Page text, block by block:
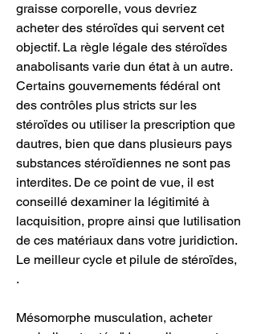
graisse corporelle, vous devriez
acheter des stéroïdes qui servent cet
objectif. La règle légale des stéroïdes
anabolisants varie dun état à un autre.
Certains gouvernements fédéral ont
des contrôles plus stricts sur les
stéroïdes ou utiliser la prescription que
dautres, bien que dans plusieurs pays
substances stéroïdiennes ne sont pas
interdites. De ce point de vue, il est
conseillé dexaminer la légitimité à
lacquisition, propre ainsi que lutilisation
de ces matériaux dans votre juridiction.
Le meilleur cycle et pilule de stéroïdes,
.
Mésomorphe musculation, acheter